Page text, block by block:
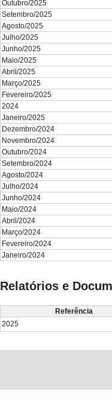
Outubro/2025
Setembro/2025
Agosto/2025
Julho/2025
Junho/2025
Maio/2025
Abril/2025
Março/2025
Fevereiro/2025
2024
Janeiro/2025
Dezembro/2024
Novembro/2024
Outubro/2024
Setembro/2024
Agosto/2024
Julho/2024
Junho/2024
Maio/2024
Abril/2024
Março/2024
Fevereiro/2024
Janeiro/2024
Relatórios e
Referência
2025